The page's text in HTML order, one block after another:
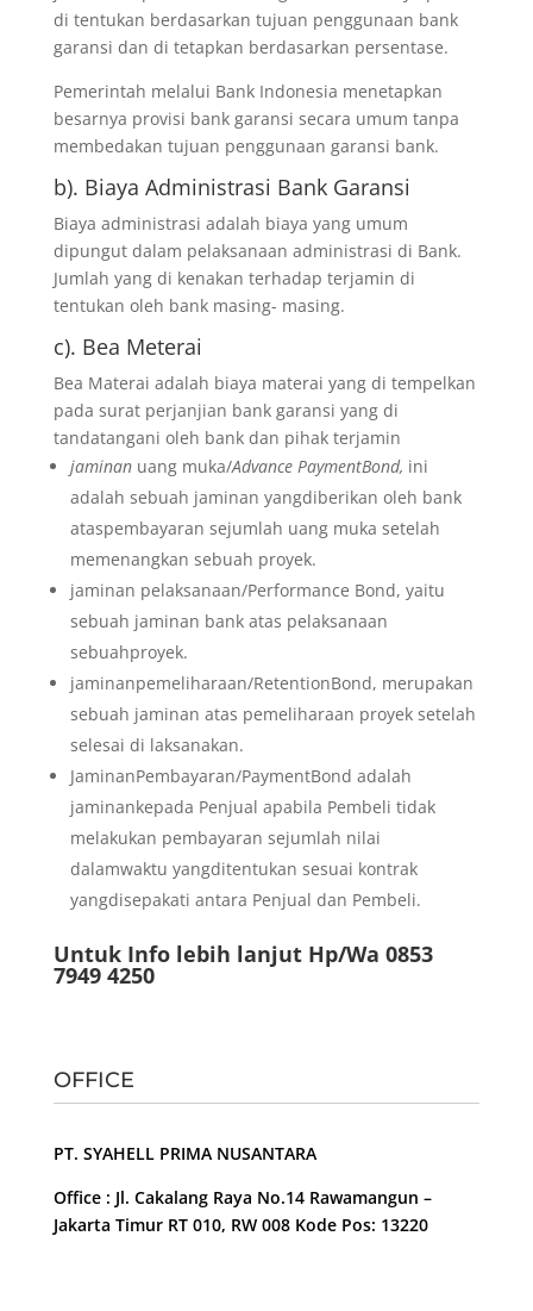
di tentukan berdasarkan tujuan penggunaan bank
garansi dan di tetapkan berdasarkan persentase.
Pemerintah melalui Bank Indonesia menetapkan
besarnya provisi bank garansi secara umum tanpa
membedakan tujuan penggunaan garansi bank.
b). Biaya Administrasi Bank Garansi
Biaya administrasi adalah biaya yang umum
dipungut dalam pelaksanaan administrasi di Bank.
Jumlah yang di kenakan terhadap terjamin di
tentukan oleh bank masing- masing.
c). Bea Meterai
Bea Materai adalah biaya materai yang di tempelkan
pada surat perjanjian bank garansi yang di
tandatangani oleh bank dan pihak terjamin
jaminan uang muka/Advance PaymentBond, ini
adalah sebuah jaminan yangdiberikan oleh bank
ataspembayaran sejumlah uang muka setelah
memenangkan sebuah proyek.
jaminan pelaksanaan/Performance Bond, yaitu
sebuah jaminan bank atas pelaksanaan
sebuahproyek.
jaminanpemeliharaan/RetentionBond, merupakan
sebuah jaminan atas pemeliharaan proyek setelah
selesai di laksanakan.
JaminanPembayaran/PaymentBond adalah
jaminankepada Penjual apabila Pembeli tidak
melakukan pembayaran sejumlah nilai
dalamwaktu yangditentukan sesuai kontrak
yangdisepakati antara Penjual dan Pembeli.
Untuk Info lebih lanjut Hp/Wa 0853
7949 4250
OFFICE
PT. SYAHELL PRIMA NUSANTARA
Office : Jl. Cakalang Raya No.14 Rawamangun –
Jakarta Timur RT 010, RW 008 Kode Pos: 13220